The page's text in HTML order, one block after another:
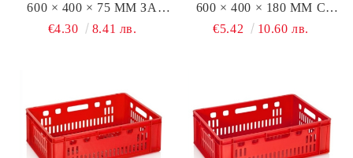
600 × 400 × 75 ММ ЗА
ТЕСТО И ПИЦИ
€4.30 8.41 лв.
600 × 400 × 180 ММ С
ПЛЪТНО ДЪНО
€5.42 10.60 лв.